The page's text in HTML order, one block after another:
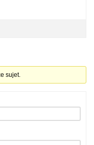
sujet.